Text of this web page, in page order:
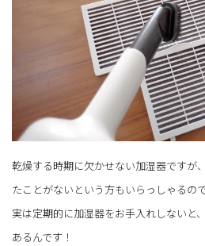
乾燥する時期に欠かせない加湿器ですが
たことがないという方もいらっしゃるの
実は定期的に加湿器をお手入れしないと
あるんです！